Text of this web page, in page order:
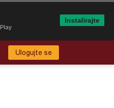
Ulogujte se
Instalirajte